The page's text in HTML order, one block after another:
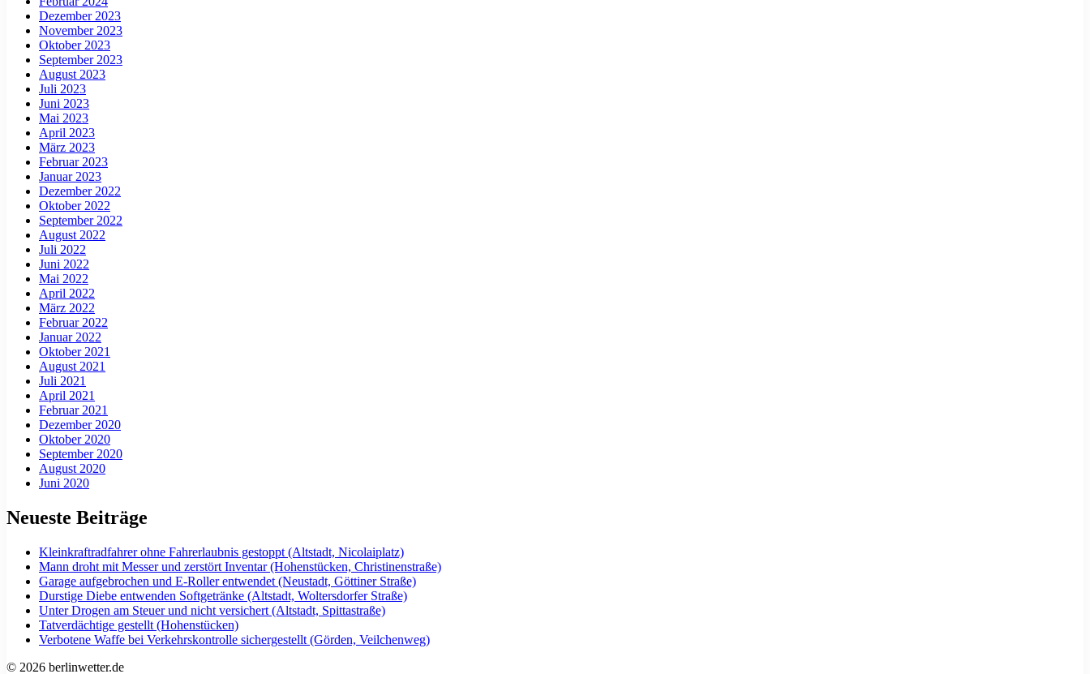
Dezember 2023
November 2023
Oktober 2023
September 2023
August 2023
Juli 2023
Juni 2023
Mai 2023
April 2023
März 2023
Februar 2023
Januar 2023
Dezember 2022
Oktober 2022
September 2022
August 2022
Juli 2022
Juni 2022
Mai 2022
April 2022
März 2022
Februar 2022
Januar 2022
Oktober 2021
August 2021
Juli 2021
April 2021
Februar 2021
Dezember 2020
Oktober 2020
September 2020
August 2020
Juni 2020
Neueste Beiträge
Kleinkraftradfahrer ohne Fahrerlaubnis gestoppt (Altstadt, Nicolaiplatz)
Mann droht mit Messer und zerstört Inventar (Hohenstücken, Christinenstraße)
Garage aufgebrochen und E-Roller entwendet (Neustadt, Göttiner Straße)
Durstige Diebe entwenden Softgetränke (Altstadt, Woltersdorfer Straße)
Unter Drogen am Steuer und nicht versichert (Altstadt, Spittastraße)
Tatverdächtige gestellt (Hohenstücken)
Verbotene Waffe bei Verkehrskontrolle sichergestellt (Görden, Veilchenweg)
© 2026 berlinwetter.de